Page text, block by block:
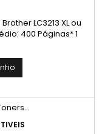
LC3213 XL ou
400 Páginas* 1
Páginas* 1 X Cor:
1 X Cor: Amarelo